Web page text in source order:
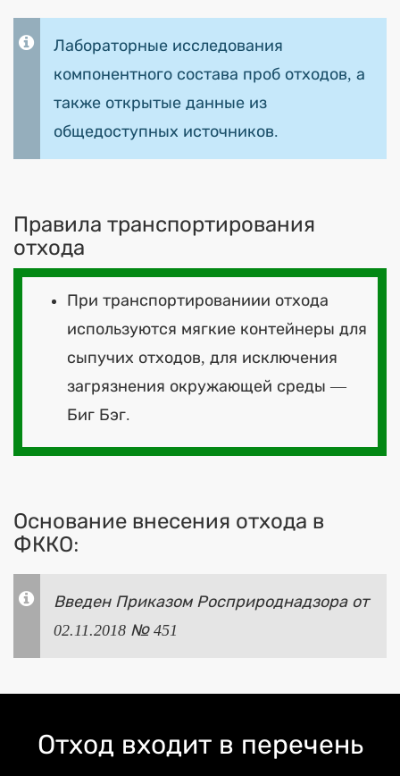
Лабораторные исследования
компонентного состава проб отходов, а
также открытые данные из
общедоступных источников.
Правила транспортирования
отхода
При транспортированиии отхода
используются мягкие контейнеры для
сыпучих отходов, для исключения
загрязнения окружающей среды —
Биг Бэг.
Основание внесения отхода в
ФККО:
Введен Приказом Росприроднадзора от
02.11.2018 № 451
Отход входит в перечень